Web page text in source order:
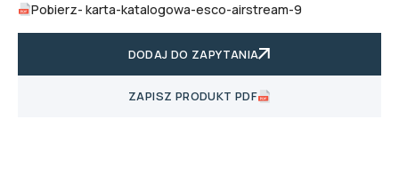
Pobierz- karta-katalogowa-esco-airstream-9
DODAJ DO ZAPYTANIA
ZAPISZ PRODUKT PDF